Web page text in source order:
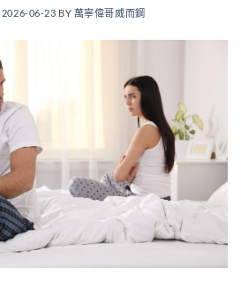
2026-06-23 BY 萬寧偉哥威而鋼